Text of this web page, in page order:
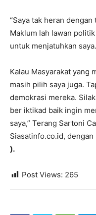
“Saya tak heran
Maklum lah lawan
untuk menjatuhkan saya.
Kalau Masyarakat yang
masih pilih saya juga.
demokrasi mereka.
ber iktikad baik ingin
saya,” Terang Sartoni
Siasatinfo.co.id,
).
Post Views: 265